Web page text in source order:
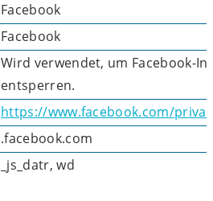
Facebook
Facebook
Wird verwendet, um Facebook-
entsperren.
https://www.facebook.com/
.facebook.com
_js_datr, wd